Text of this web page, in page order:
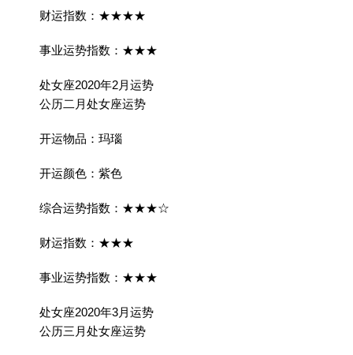
财运指数：★★★★
事业运势指数：★★★
处女座2020年2月运势
公历二月处女座运势
开运物品：玛瑙
开运颜色：紫色
综合运势指数：★★★☆
财运指数：★★★
事业运势指数：★★★
处女座2020年3月运势
公历三月处女座运势